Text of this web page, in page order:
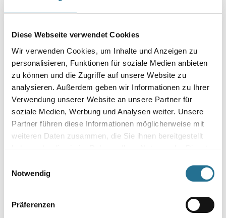
Diese Webseite verwendet Cookies
Wir verwenden Cookies, um Inhalte und Anzeigen zu
personalisieren, Funktionen für soziale Medien anbieten
zu können und die Zugriffe auf unsere Website zu
analysieren. Außerdem geben wir Informationen zu Ihrer
Verwendung unserer Website an unsere Partner für
soziale Medien, Werbung und Analysen weiter. Unsere
Partner führen diese Informationen möglicherweise mit
weiteren Daten zusammen, die Sie ihnen bereitgestellt
haben oder die sie im Rahmen Ihrer Nutzung der Dienste
Notwendig
Präferenzen
VIELLEICHT GEFÄLLT IHNEN AUCH...
WD Großflächenrakel